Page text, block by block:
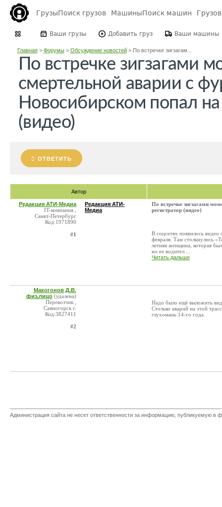
ГрузыПоиск грузов МашиныПоиск машин
Ваши грузы Добавить груз Ваши машины
Главная> Форумы> Обсуждение новостей> По встречке зигзагам...
По встречке зигзагами
смертельной аварии с
Новосибирском попал на
(видео)
ОТВЕТИТЬ
Автор
Редакция АТИ-Медиа
IT-компания ,
Санкт-Петербург
Код:1971890
#1
Редакция АТИ-
Медиа
По встречке зигзагами
регистратор (видео)
В соцсетях появилось
февраля. Там столкнулись
летняя женщина, которая
но ее водител ...
Читать дальше
Макогонов Д.В.
физ.лицо (удалена)
Перевозчик ,
Саяногорск г.
Код:3827411
#2
Надо было ещё выложить
Столько аварий на этой
глухомань 14-го года.
Администрация сайта не несет ответственности за информацию, публикуемую